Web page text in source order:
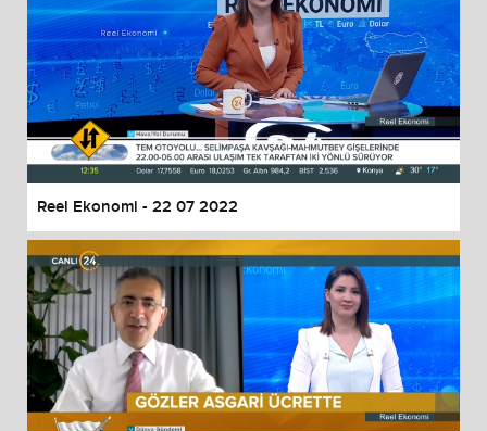
Reel Ekonomi - 22 07 2022